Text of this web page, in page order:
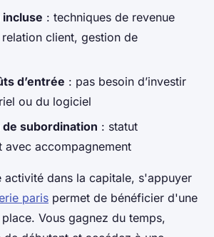
incluse : techniques de revenue
client, gestion de
d’entrée : pas besoin d’investir
ou du logiciel
subordination : statut
avec accompagnement
activité dans la capitale, s'appuyer
paris permet de bénéficier d'une
Vous gagnez du temps,